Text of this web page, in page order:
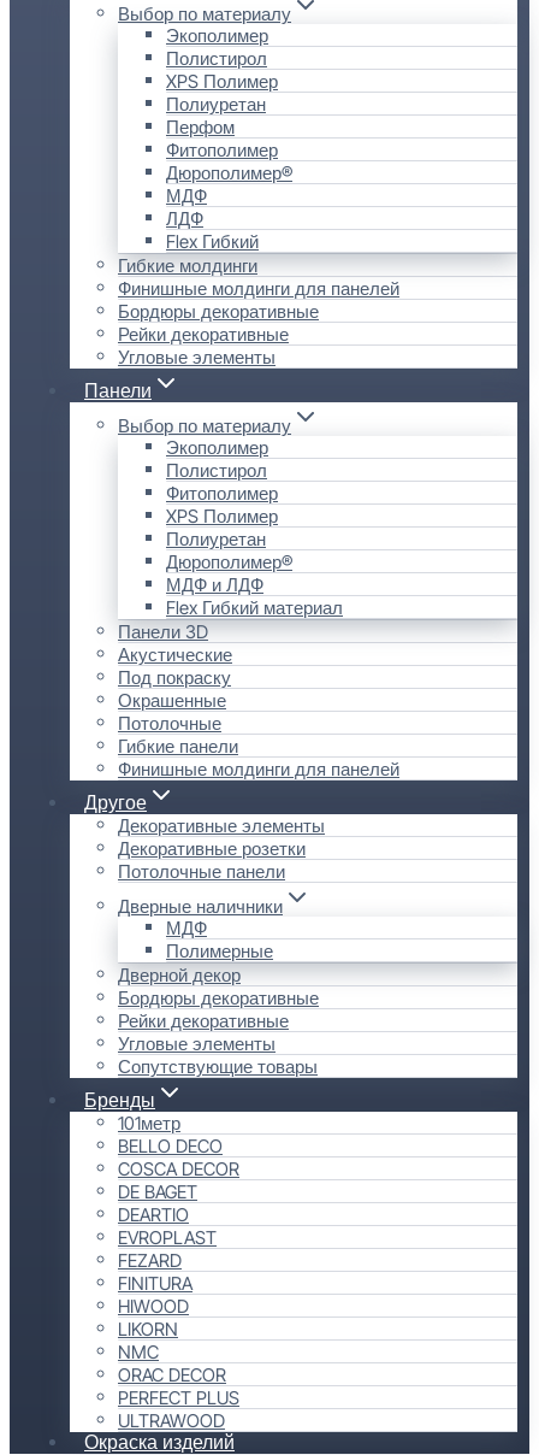
Выбор по материалу
Экополимер
Полистирол
XPS Полимер
Полиуретан
Перфом
Фитополимер
Дюрополимер®
МДФ
ЛДФ
Flex Гибкий
Гибкие молдинги
Финишные молдинги для панелей
Бордюры декоративные
Рейки декоративные
Угловые элементы
Панели
Выбор по материалу
Экополимер
Полистирол
Фитополимер
XPS Полимер
Полиуретан
Дюрополимер®
МДФ и ЛДФ
Flex Гибкий материал
Панели 3D
Акустические
Под покраску
Окрашенные
Потолочные
Гибкие панели
Финишные молдинги для панелей
Другое
Декоративные элементы
Декоративные розетки
Потолочные панели
Дверные наличники
МДФ
Полимерные
Дверной декор
Бордюры декоративные
Рейки декоративные
Угловые элементы
Сопутствующие товары
Бренды
101метр
BELLO DECO
COSCA DECOR
DE BAGET
DEARTIO
EVROPLAST
FEZARD
FINITURA
HIWOOD
LIKORN
NMC
ORAC DECOR
PERFECT PLUS
ULTRAWOOD
Окраска изделий